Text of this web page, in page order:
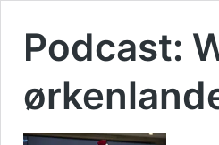
Podcast: